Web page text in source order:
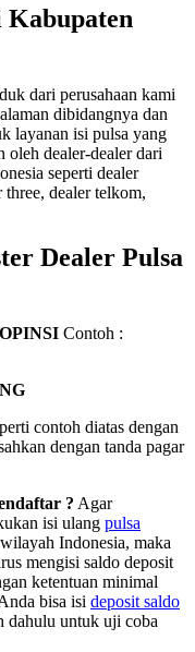
Kabupaten
dari perusahaan kami
dibidangnya dan
layanan isi pulsa yang
oleh dealer-dealer dari
seperti dealer
dealer telkom,
Dealer Pulsa
Contoh :
contoh diatas dengan
dengan tanda pagar
? Agar
isi ulang pulsa
Indonesia, maka
mengisi saldo deposit
ketentuan minimal
bisa isi deposit saldo
dahulu untuk uji coba